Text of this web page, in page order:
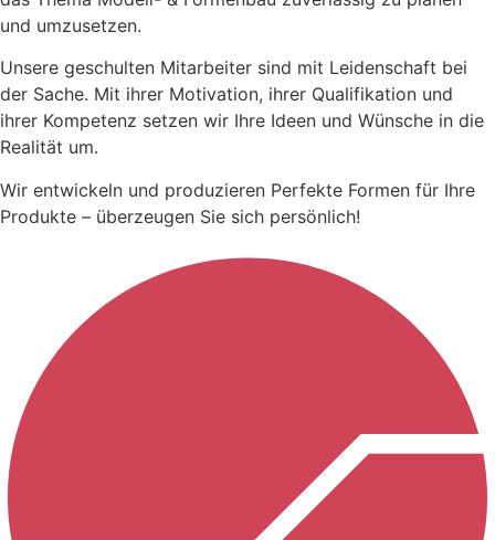
und umzusetzen.
Unsere geschulten Mitarbeiter sind mit Leidenschaft bei
der Sache. Mit ihrer Motivation, ihrer Qualifikation und
ihrer Kompetenz setzen wir Ihre Ideen und Wünsche in die
Realität um.
Wir entwickeln und produzieren Perfekte Formen für Ihre
Produkte – überzeugen Sie sich persönlich!